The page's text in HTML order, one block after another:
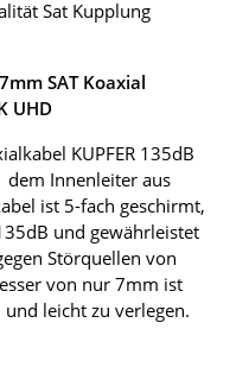
Sat Kupplung
SAT Koaxial
UHD
KUPFER 135dB
Innenleiter aus
ist 5-fach geschirmt,
und gewährleistet
Störquellen von
von nur 7mm ist
leicht zu verlegen.